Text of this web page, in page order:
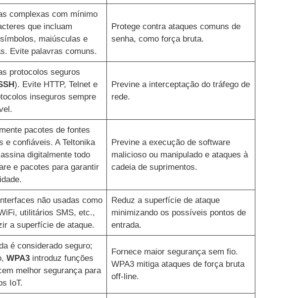
complexas com mínimo
que incluam
maiúsculas e
Evite palavras comuns.
Protege contra ataques comuns de
senha, como força bruta.
protocolos seguros
). Evite HTTP, Telnet e
inseguros sempre
Previne a interceptação do tráfego de
rede.
pacotes de fontes
e confiáveis. A Teltonika
digitalmente todo
e pacotes para garantir
Previne a execução de software
malicioso ou manipulado e ataques à
cadeia de suprimentos.
não usadas como
utilitários SMS, etc.,
a superfície de ataque.
Reduz a superfície de ataque
minimizando os possíveis pontos de
entrada.
é considerado seguro;
WPA3introduz funções
melhor segurança para
IoT.
Fornece maior segurança sem fio.
WPA3 mitiga ataques de força bruta
off-line.